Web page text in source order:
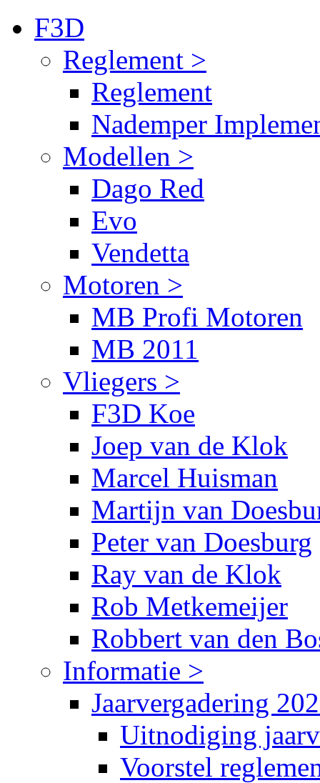
F3D
Reglement >
Reglement
Nademper
Modellen >
Dago Red
Evo
Vendetta
Motoren >
MB Profi Motoren
MB 2011
Vliegers >
F3D Koe
Joep van de Klok
Marcel Huisman
Martijn van
Peter van Doesburg
Ray van de Klok
Rob Metkemeijer
Robbert van den
Informatie >
Jaarvergadering
Uitnodiging
Voorstel